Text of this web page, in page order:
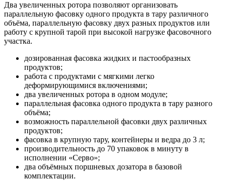
Два увеличенных ротора позволяют организовать
параллельную фасовку одного продукта в тару различного
объёма, параллельную фасовку двух разных продуктов или
работу с крупной тарой при высокой нагрузке фасовочного
участка.
дозированная фасовка жидких и пастообразных
продуктов;
работа с продуктами с мягкими легко
деформирующимися включениями;
два увеличенных ротора в одном модуле;
параллельная фасовка одного продукта в тару разного
объёма;
возможность параллельной фасовки двух различных
продуктов;
фасовка в крупную тару, контейнеры и ведра до 3 л;
производительность до 70 упаковок в минуту в
исполнении «Серво»;
два объёмных поршневых дозатора в базовой
комплектации.